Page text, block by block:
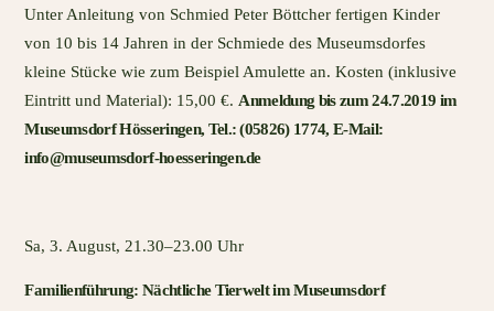
Unter Anleitung von Schmied Peter Böttcher fertigen Kinder
von 10 bis 14 Jahren in der Schmiede des Museumsdorfes
kleine Stücke wie zum Beispiel Amulette an. Kosten (inklusive
Eintritt und Material): 15,00 €. Anmeldung bis zum 24.7.2019 im
Museumsdorf Hösseringen, Tel.: (05826) 1774, E-Mail:
info@museumsdorf-hoesseringen.de
Sa, 3. August, 21.30–23.00 Uhr
Familienführung: Nächtliche Tierwelt im Museumsdorf